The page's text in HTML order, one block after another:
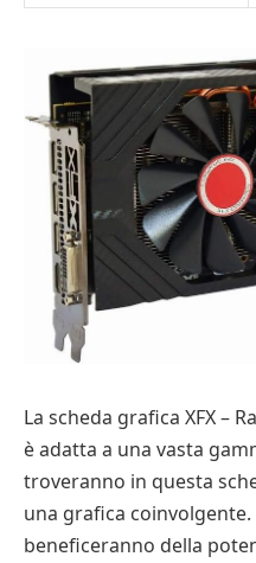
La scheda grafica XFX –
è adatta a una vasta
troveranno in questa
una grafica
beneficeranno della